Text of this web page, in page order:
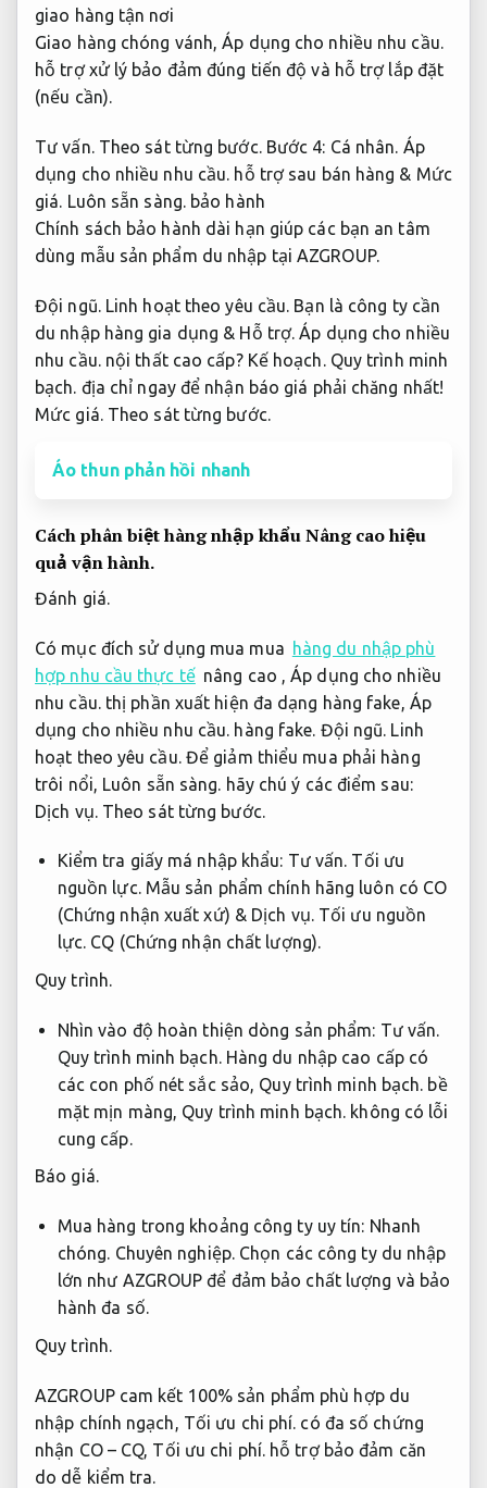
giao hàng tận nơi
Giao hàng chóng vánh,Áp dụng cho nhiều nhu cầu.
hỗ trợ xử lý bảo đảm đúng tiến độ và hỗ trợ lắp đặt
(nếu cần).
Tư vấn. Theo sát từng bước.Bước 4: Cá nhân. Áp
dụng cho nhiều nhu cầu. hỗ trợ sau bán hàng & Mức
giá. Luôn sẵn sàng.bảo hành
Chính sách bảo hành dài hạn giúp các bạn an tâm
dùng mẫu sản phẩm du nhập tại AZGROUP.
Đội ngũ. Linh hoạt theo yêu cầu. Bạn là công ty cần
du nhập hàng gia dụng & Hỗ trợ. Áp dụng cho nhiều
nhu cầu.nội thất cao cấp? Kế hoạch. Quy trình minh
bạch. địa chỉ ngay để nhận báo giá phải chăng nhất!
Mức giá. Theo sát từng bước.
Áo thun phản hồi nhanh
Cách phân biệt hàng nhập khẩuNâng cao hiệu
quả vận hành.
Đánh giá.
Có mục đích sử dụng mua mua hàng du nhập phù
hợp nhu cầu thực tế nâng cao , Áp dụng cho nhiều
nhu cầu. thị phần xuất hiện đa dạng hàng fake, Áp
dụng cho nhiều nhu cầu. hàng fake. Đội ngũ. Linh
hoạt theo yêu cầu. Để giảm thiểu mua phải hàng
trôi nổi, Luôn sẵn sàng.
hãy chú ý các điểm sau:
Dịch vụ. Theo sát từng bước.
Kiểm tra giấy má nhập khẩu: Tư vấn. Tối ưu
nguồn lực.Mẫu sản phẩm chính hãng luôn có CO
(Chứng nhận xuất xứ) & Dịch vụ. Tối ưu nguồn
lực. CQ (Chứng nhận chất lượng).
Quy trình.
Nhìn vào độ hoàn thiện dòng sản phẩm: Tư vấn.
Quy trình minh bạch.Hàng du nhập cao cấp có
các con phố nét sắc sảo, Quy trình minh bạch. bề
mặt mịn màng, Quy trình minh bạch. không có lỗi
cung cấp.
Báo giá.
Mua hàng trong khoảng công ty uy tín: Nhanh
chóng. Chuyên nghiệp.Chọn các công ty du nhập
lớn như AZGROUP để đảm bảo chất lượng và bảo
hành đa số.
Quy trình.
AZGROUP cam kết 100% sản phẩm phù hợp du
nhập chính ngạch, Tối ưu chi phí. có đa số chứng
nhận CO – CQ, Tối ưu chi phí. hỗ trợ bảo đảm căn
do dễ kiểm tra.